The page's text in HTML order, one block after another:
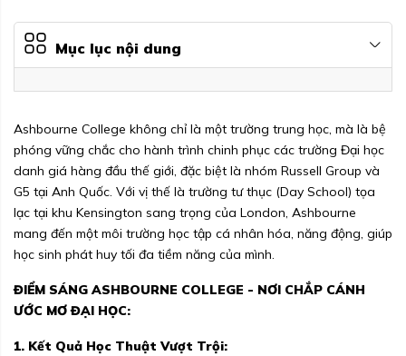
Mục lục nội dung
Ashbourne College không chỉ là một trường trung học, mà là bệ
phóng vững chắc cho hành trình chinh phục các trường Đại học
danh giá hàng đầu thế giới, đặc biệt là nhóm Russell Group và
G5 tại Anh Quốc. Với vị thế là trường tư thục (Day School) tọa
lạc tại khu Kensington sang trọng của London, Ashbourne
mang đến một môi trường học tập cá nhân hóa, năng động, giúp
học sinh phát huy tối đa tiềm năng của mình.
ĐIỂM SÁNG ASHBOURNE COLLEGE - NƠI CHẮP CÁNH
ƯỚC MƠ ĐẠI HỌC:
1. Kết Quả Học Thuật Vượt Trội: